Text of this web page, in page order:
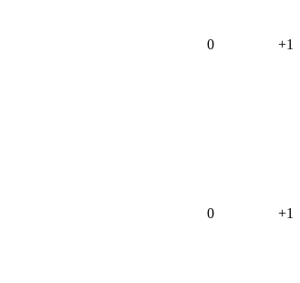
0 +1
0 +1